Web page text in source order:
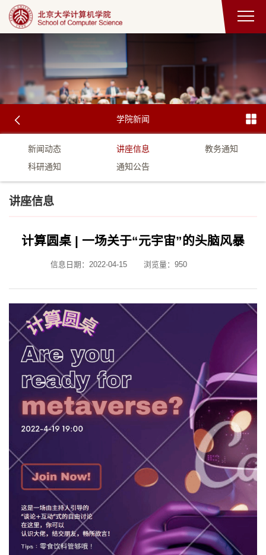
学院新闻
新闻动态 讲座信息
教务通知
科研通知
通知公告
讲座信息
计算圆桌 | 一场关于“元宇宙”的头脑风暴
信息日期：2022-04-15 浏览量： 950